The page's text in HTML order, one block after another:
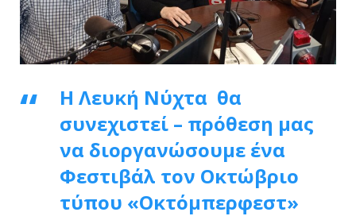
Η Λευκή Νύχτα θα
συνεχιστεί – πρόθεση μας
να διοργανώσουμε ένα
Φεστιβάλ τον Οκτώβριο
τύπου «Οκτόμπερφεστ»